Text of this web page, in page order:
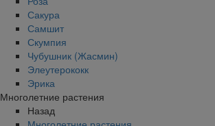
Сакура
Самшит
Скумпия
Чубушник (Жасмин)
Элеутерококк
Эрика
Многолетние растения
Назад